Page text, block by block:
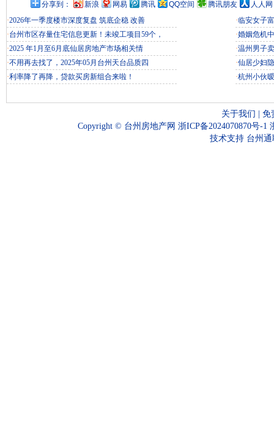
分享到： 新浪 网易 腾讯 QQ空间 腾讯朋友
人人网
·2026年一季度楼市深度复盘 筑底企稳 改善
·台州市区存量住宅信息更新！未竣工项目59个，
·2025 年1月至6月底仙居房地产市场相关情
·不用再去找了，2025年05月台州天台品质四
·利率降了再降，贷款买房新组合来啦！
·临安女子
·婚姻危机
·温州男子
·仙居少妇
·杭州小伙
关于我们
免
Copyright © 台州房地产网 浙ICP备2024070870号-1
技术支持 台州